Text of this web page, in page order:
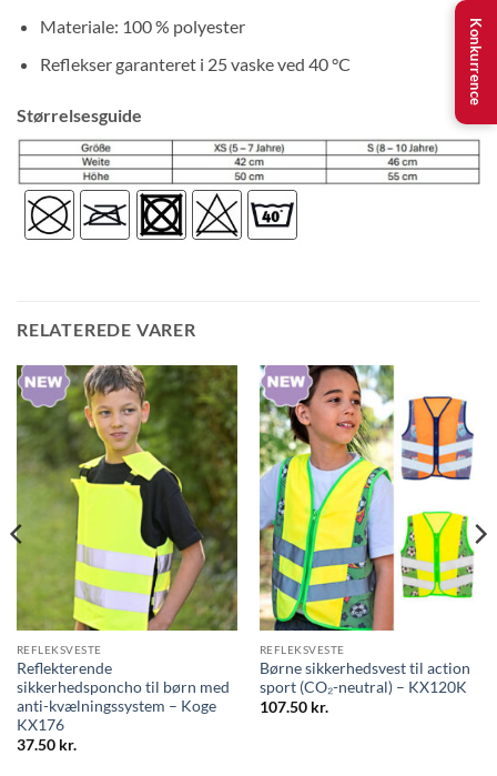
Materiale: 100 % polyester
Reflekser garanteret i 25 vaske ved 40 °C
Størrelsesguide
RELATEREDE VARER
REFLEKSVESTE
Reflekterende
sikkerhedsponcho til børn med
anti-kvælningssystem – Koge
KX176
37.50 kr.
REFLEKSVESTE
Børne sikkerhedsvest til action
sport (CO₂-neutral) – KX120K
107.50 kr.
Konkurrence